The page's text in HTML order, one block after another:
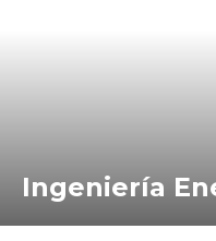
Ingeniería